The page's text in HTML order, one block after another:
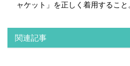
ャケット」を正しく着用すること
関連記事